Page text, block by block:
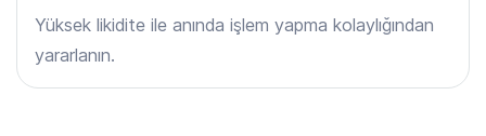
Yüksek likidite ile anında işlem yapma kolaylığından
yararlanın.